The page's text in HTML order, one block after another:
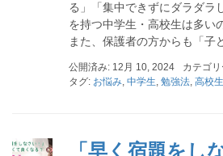
る」「集中できずにダラダラ
を持つ中学生・高校生は多い
また、保護者の方からも「子
公開済み: 12月 10, 2024 カテゴ
タグ: お悩み 中学生 勉強法 高校生
「早く宿題をし